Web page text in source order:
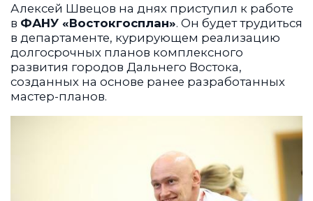
Алексей Швецов на днях приступил к работе
в ФАНУ «Востокгосплан». Он будет трудиться
в департаменте, курирующем реализацию
долгосрочных планов комплексного
развития городов Дальнего Востока,
созданных на основе ранее разработанных
мастер-планов.